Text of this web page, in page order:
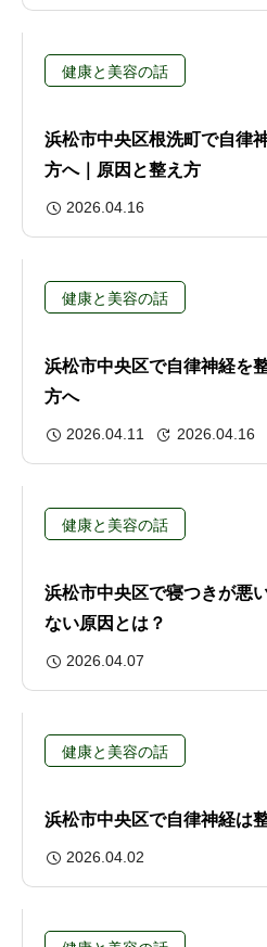
健康と美容の話
浜松市中央区根洗町で自律
方へ｜原因と整え方
2026.04.16
健康と美容の話
浜松市中央区で自律神経を
方へ
2026.04.11 2026.04.16
健康と美容の話
浜松市中央区で寝つきが悪
ない原因とは？
2026.04.07
健康と美容の話
浜松市中央区で自律神経は
2026.04.02